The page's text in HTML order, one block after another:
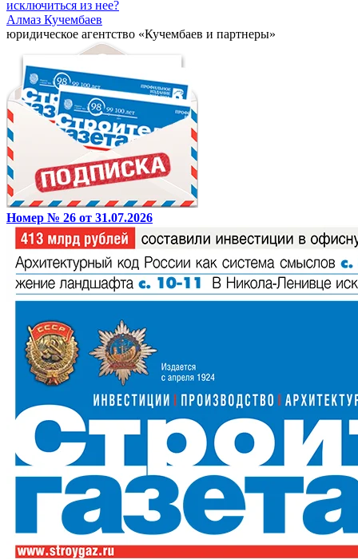
исключиться из нее?
Алмаз Кучембаев
юридическое агентство «Кучембаев и партнеры»
Номер № 26 от 31.07.2026